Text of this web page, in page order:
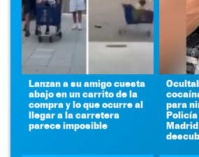
Lanzan a su amigo cuesta
abajo en un carrito de la
compra y lo que ocurre al
llegar a la carretera
parece imposible
para